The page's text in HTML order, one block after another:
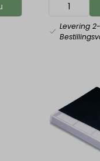
Levering